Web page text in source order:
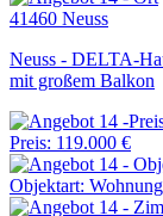
41460 Neuss
Neuss - DELTA-
mit großem Balkon
Preis: 119.000 €
Objektart: Wohnung